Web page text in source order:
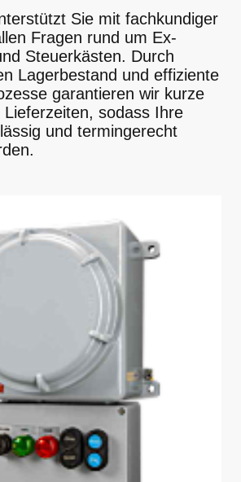
Sie mit fachkundiger
Fragen rund um Ex-
Steuerkästen. Durch
Lagerbestand und effiziente
garantieren wir kurze
Lieferzeiten, sodass Ihre
und termingerecht